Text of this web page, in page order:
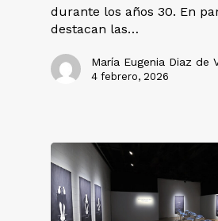
durante los años 30. En
destacan las…
María Eugenia Diaz de
4 febrero, 2026